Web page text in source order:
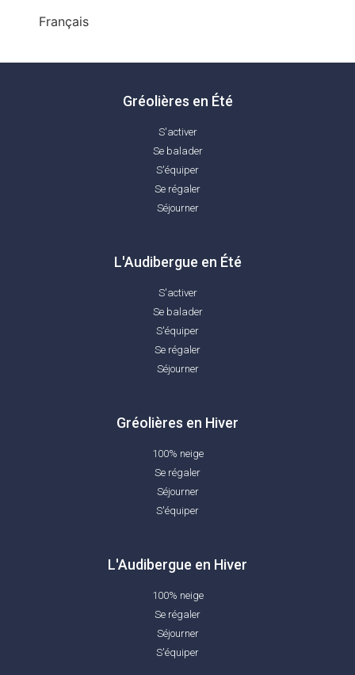
Français
Gréolières en Été
S'activer
Se balader
S'équiper
Se régaler
Séjourner
L'Audibergue en Été
S'activer
Se balader
S'équiper
Se régaler
Séjourner
Gréolières en Hiver
100% neige
Se régaler
Séjourner
S'équiper
L'Audibergue en Hiver
100% neige
Se régaler
Séjourner
S'équiper